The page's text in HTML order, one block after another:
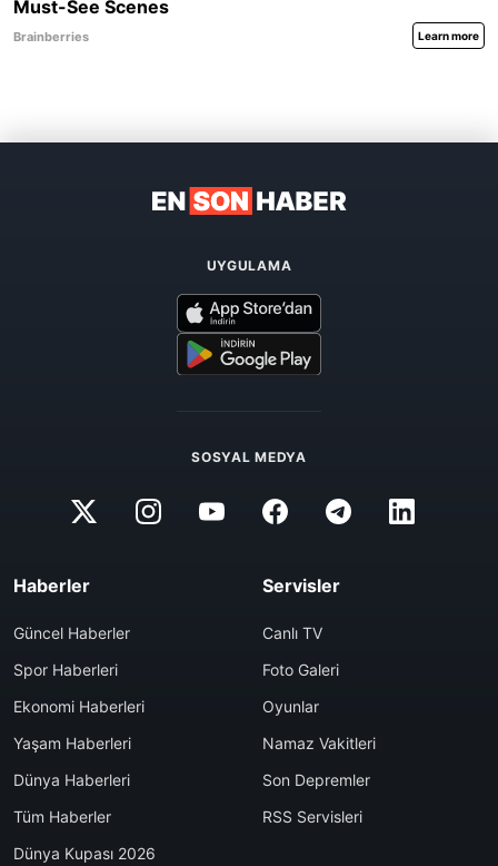
UYGULAMA
SOSYAL MEDYA
Haberler
Güncel Haberler
Spor Haberleri
Ekonomi Haberleri
Yaşam Haberleri
Dünya Haberleri
Tüm Haberler
Dünya Kupası 2026
Servisler
Canlı TV
Foto Galeri
Oyunlar
Namaz Vakitleri
Son Depremler
RSS Servisleri